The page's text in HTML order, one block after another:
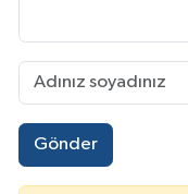
Gönder